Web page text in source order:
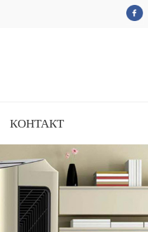
КОНТАКТ